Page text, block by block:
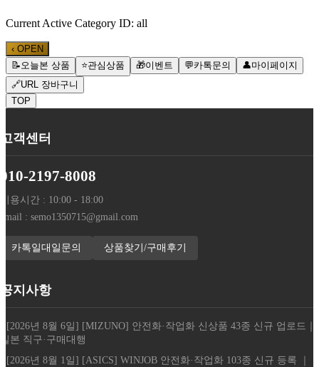
Current Active Category ID: all
‹ OPEN
📝오늘본 상품 ⭐관심상품 🎁이벤트 💬카톡문의 👤마이페이지
🔗URL 장바구니
TOP
고객센터
010-2197-8008
이용시간 : 10:00 - 18:00
email : semo1350715@gmail.com
카톡일대일문의 상품찾기/구매후기
공지사항
- [2026년 8월 6일] [MIZUNO] 안전화·작업화 신상품 43종 신규 업로드｜
일본 직구·구매대행
- [2026년 8월 1일] [ASICS] WINJOB 안전화·작업화 103종 신규 등록 ｜